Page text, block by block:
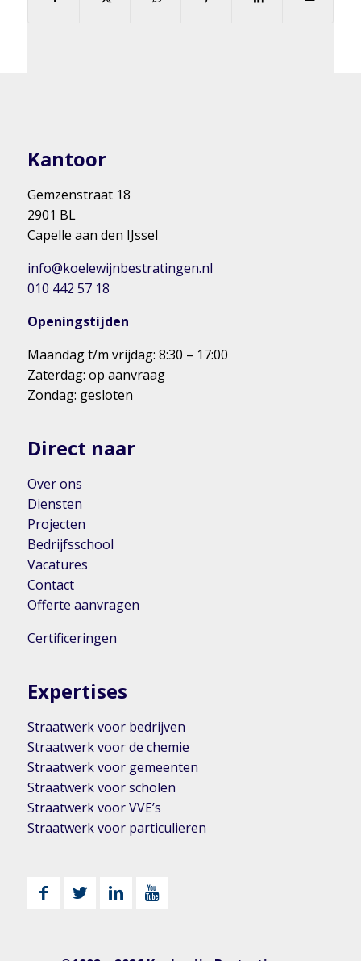
Kantoor
Gemzenstraat 18
2901 BL
Capelle aan den IJssel
info@koelewijnbestratingen.nl
010 442 57 18
Openingstijden
Maandag t/m vrijdag: 8:30 – 17:00
Zaterdag: op aanvraag
Zondag: gesloten
Direct naar
Over ons
Diensten
Projecten
Bedrijfsschool
Vacatures
Contact
Offerte aanvragen
Certificeringen
Expertises
Straatwerk voor bedrijven
Straatwerk voor de chemie
Straatwerk voor gemeenten
Straatwerk voor scholen
Straatwerk voor VVE’s
Straatwerk voor particulieren